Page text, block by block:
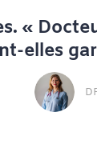
«
elles